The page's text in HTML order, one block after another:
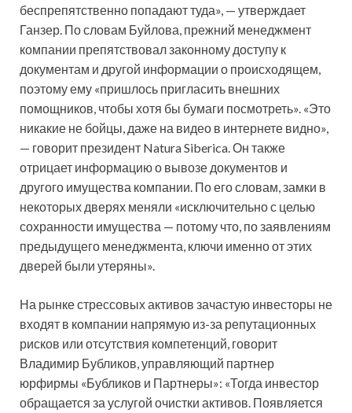
беспрепятственно попадают туда», — утверждает
Ганзер. По словам Буйлова, прежний менеджмент
компании препятствовал законному доступу к
документам и другой информации о происходящем,
поэтому ему «пришлось пригласить внешних
помощников, чтобы хотя бы бумаги посмотреть». «Это
никакие не бойцы, даже на видео в интернете видно»,
— говорит президент Natura Siberica. Он также
отрицает информацию о вывозе документов и
другого имущества компании. По его словам, замки в
некоторых дверях меняли «исключительно с целью
сохранности имущества — потому что, по заявлениям
предыдущего менеджмента, ключи именно от этих
дверей были утеряны».
На рынке стрессовых активов зачастую инвесторы не
входят в компании напрямую из-за репутационных
рисков или отсутствия компетенций, говорит
Владимир Бубликов, управляющий партнер
юрфирмы «Бубликов и Партнеры»: «Тогда инвестор
обращается за услугой очистки активов. Появляется